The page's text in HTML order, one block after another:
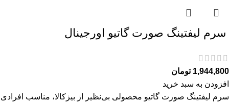
سرم ليفتينگ صورت گاتیو اورجینال
1,944,800 تومان
افزودن به سبد خرید
سرم ليفتينگ صورت گاتیو محصولی بی‌نظیر از بیزکالا، مناسب افرادی